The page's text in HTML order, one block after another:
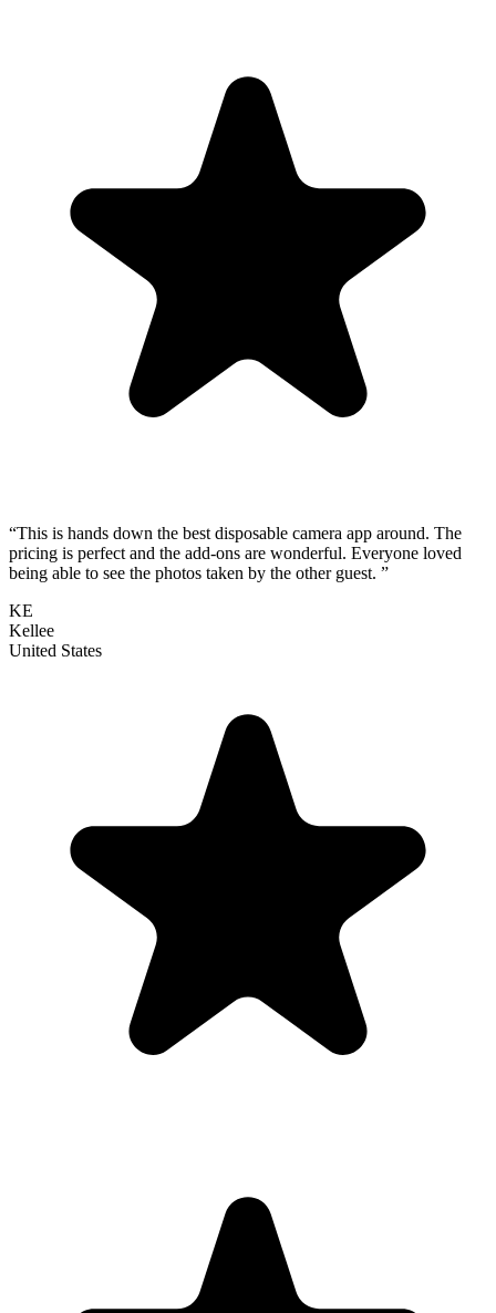
“This is hands down the best disposable camera app around. The
pricing is perfect and the add-ons are wonderful. Everyone loved
being able to see the photos taken by the other guest. ”
KE
Kellee
United States